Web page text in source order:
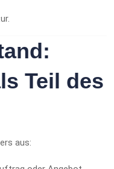
Teil des
aus: